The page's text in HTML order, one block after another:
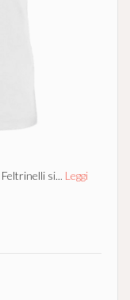
si... Leggi